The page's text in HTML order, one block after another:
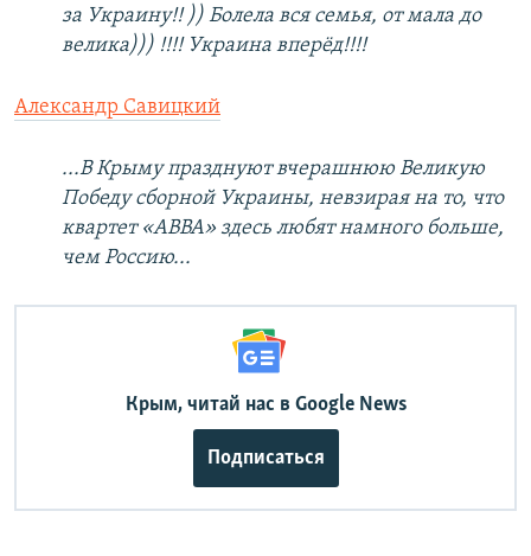
за Украину!! )) Болела вся семья, от мала до
велика))) !!!! Украина вперёд!!!!
Александр Савицкий
...В Крыму празднуют вчерашнюю Великую
Победу сборной Украины, невзирая на то, что
квартет «ABBA» здесь любят намного больше,
чем Россию...
Крым, читай нас в Google News
Подписаться